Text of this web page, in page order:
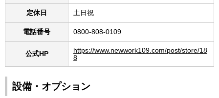
定休日 土日祝
電話番号 0800-808-0109
公式HP
https://www.newwork109.com/post/store/18
8
設備・オプション